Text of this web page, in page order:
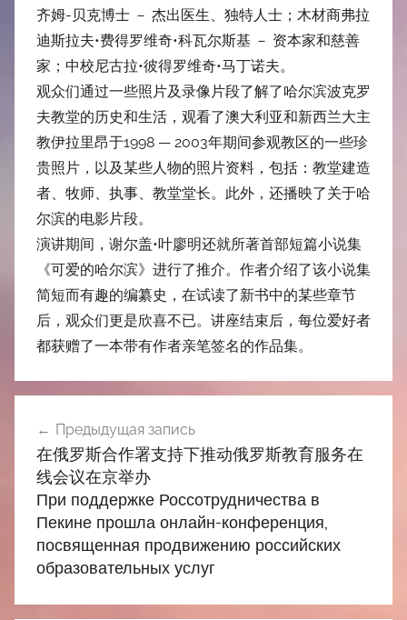
齐姆-贝克博士 － 杰出医生、独特人士；木材商弗拉
迪斯拉夫•费得罗维奇•科瓦尔斯基 － 资本家和慈善
家；中校尼古拉•彼得罗维奇•马丁诺夫。
观众们通过一些照片及录像片段了解了哈尔滨波克罗
夫教堂的历史和生活，观看了澳大利亚和新西兰大主
教伊拉里昂于1998 — 2003年期间参观教区的一些珍
贵照片，以及某些人物的照片资料，包括：教堂建造
者、牧师、执事、教堂堂长。此外，还播映了关于哈
尔滨的电影片段。
演讲期间，谢尔盖•叶廖明还就所著首部短篇小说集
《可爱的哈尔滨》进行了推介。作者介绍了该小说集
简短而有趣的编纂史，在试读了新书中的某些章节
后，观众们更是欣喜不已。讲座结束后，每位爱好者
都获赠了一本带有作者亲笔签名的作品集。
по
записям
Предыдущая запись
在俄罗斯合作署支持下推动俄罗斯教育服务在
线会议在京举办
При поддержке Россотрудничества в
Пекине прошла онлайн-конференция,
посвященная продвижению российских
образовательных услуг